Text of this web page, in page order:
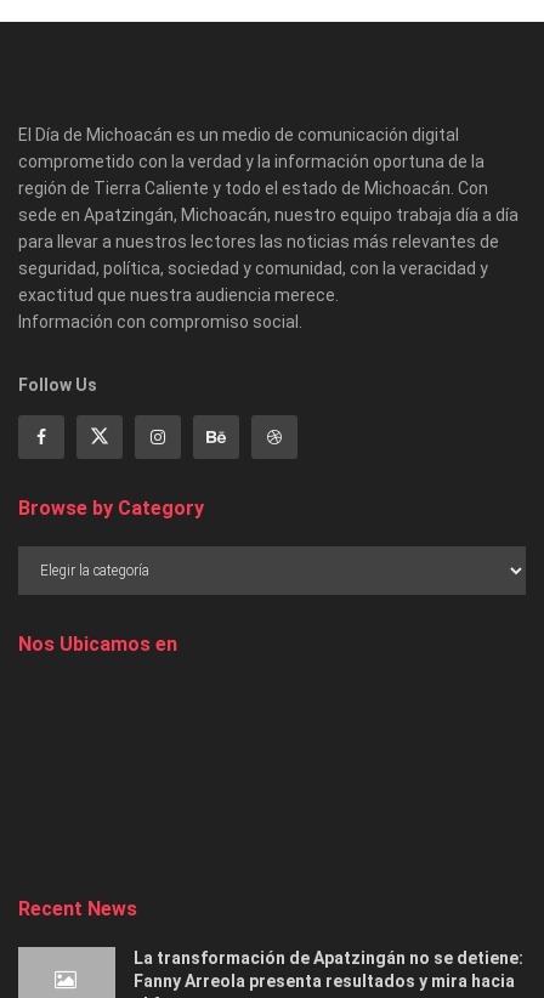
El Día de Michoacán es un medio de comunicación digital
comprometido con la verdad y la información oportuna de la
región de Tierra Caliente y todo el estado de Michoacán. Con
sede en Apatzingán, Michoacán, nuestro equipo trabaja día a día
para llevar a nuestros lectores las noticias más relevantes de
seguridad, política, sociedad y comunidad, con la veracidad y
exactitud que nuestra audiencia merece.
Información con compromiso social.
Follow Us
Browse by Category
Nos Ubicamos en
Recent News
La transformación de Apatzingán no se detiene:
Fanny Arreola presenta resultados y mira hacia